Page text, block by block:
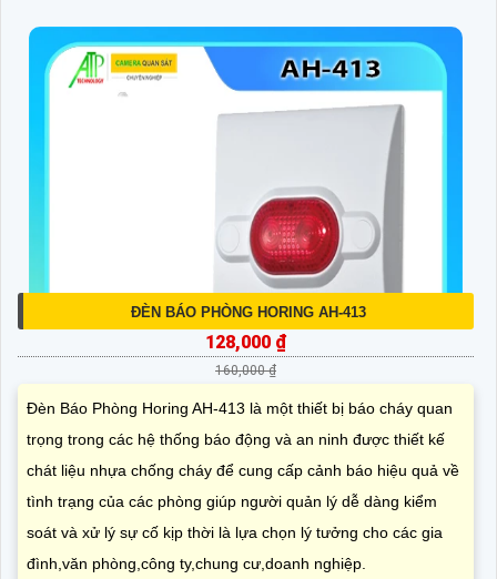
ĐÈN BÁO PHÒNG HORING AH-413
128,000 ₫
160,000 ₫
Đèn Báo Phòng Horing AH-413 là một thiết bị báo cháy quan
trọng trong các hệ thống báo động và an ninh được thiết kế
chát liệu nhựa chống cháy để cung cấp cảnh báo hiệu quả về
tình trạng của các phòng giúp người quản lý dễ dàng kiểm
soát và xử lý sự cố kịp thời là lựa chọn lý tưởng cho các gia
đình,văn phòng,công ty,chung cư,doanh nghiệp.